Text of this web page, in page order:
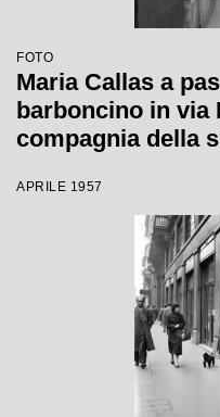
FOTO
Maria Callas a
barboncino in via
compagnia della
APRILE 1957